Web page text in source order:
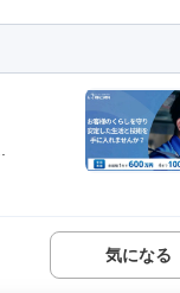
気になる